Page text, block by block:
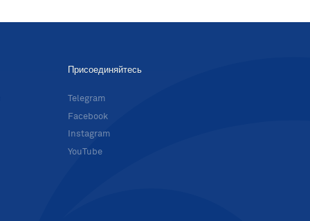
Присоединяйтесь
Telegram
Facebook
Instagram
YouTube